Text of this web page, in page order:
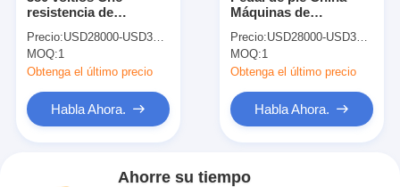
resistencia de
de cobre industrial
soldadores de punto
de máquinas de
Precio:USD28000-USD38000
MOQ:1
Obtenga el último precio
Habla Ahora.
Máquinas de
de alambre de cobre
de resistencia
industrial manual CNC
Precio:USD28000-USD38000
MOQ:1
Obtenga el último precio
Habla Ahora.
Ahorre su tiempo